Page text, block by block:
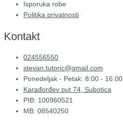
Isporuka robe
Politika privatnosti
Kontakt
024556550
stevan.tutoric@gmail.com
Ponedeljak - Petak: 8:00 - 16:00
Karađorđev put 74, Subotica
PIB: 100960521
MB: 08540250